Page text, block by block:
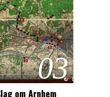
03
om Arnhem